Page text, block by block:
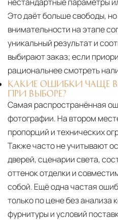
Это даёт больше свободы,
внимательности на этапе
уникальный результат и
выбирают заказ; если
рациональнее смотреть
КАКИЕ ОШИБКИ ЧАЩЕ
ПРИ ВЫБОРЕ?
Самая распространённая
фотографии. На втором
пропорций и технических
Также часто не учитывают
дверей, сценарии света,
оттенок отделки и
собой. Ещё одна частая
только по цене без анализа
фурнитуры и условий